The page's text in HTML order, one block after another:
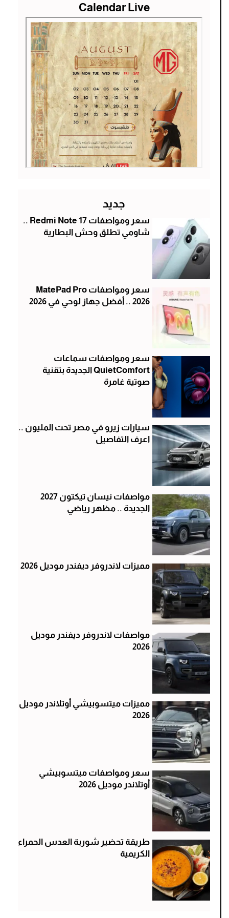
Calendar Live
جديد
سعر ومواصفات Redmi Note 17 ..
شاومي تطلق وحش البطارية
سعر ومواصفات MatePad Pro
2026 .. أفضل جهاز لوحي في 2026
سعر ومواصفات سماعات
QuietComfort الجديدة بتقنية
صوتية غامرة
سيارات زيرو في مصر تحت المليون ..
اعرف التفاصيل
مواصفات نيسان تيكتون 2027
الجديدة .. مظهر رياضي
مميزات لاندروفر ديفندر موديل 2026
مواصفات لاندروفر ديفندر موديل
2026
مميزات ميتسوبيشي أوتلاندر موديل
2026
سعر ومواصفات ميتسوبيشي
أوتلاندر موديل 2026
طريقة تحضير شوربة العدس الحمراء
الكريمية